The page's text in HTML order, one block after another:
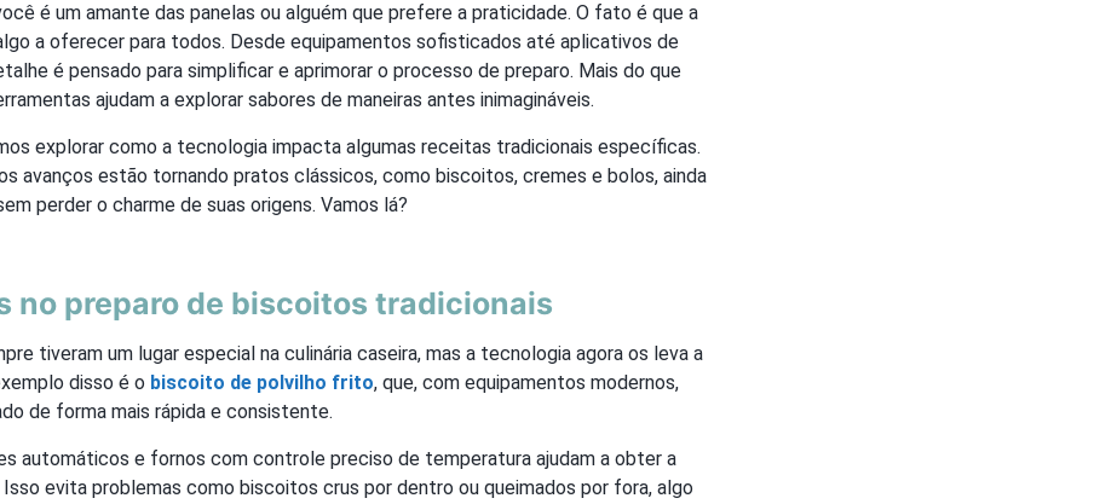
é um amante das panelas ou alguém que prefere a praticidade. O fato é que a
a oferecer para todos. Desde equipamentos sofisticados até aplicativos de
é pensado para simplificar e aprimorar o processo de preparo. Mais do que
ajudam a explorar sabores de maneiras antes inimagináveis.
explorar como a tecnologia impacta algumas receitas tradicionais específicas.
avanços estão tornando pratos clássicos, como biscoitos, cremes e bolos, ainda
perder o charme de suas origens. Vamos lá?
no preparo de biscoitos tradicionais
tiveram um lugar especial na culinária caseira, mas a tecnologia agora os leva a
disso é o biscoito de polvilho frito, que, com equipamentos modernos,
de forma mais rápida e consistente.
automáticos e fornos com controle preciso de temperatura ajudam a obter a
evita problemas como biscoitos crus por dentro ou queimados por fora, algo